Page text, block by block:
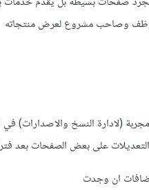
وصاحب مشروع لعرض منتجاته
(لادارة النسخ والاصدارات) في
على بعض الصفحات بعد
ان وجدت